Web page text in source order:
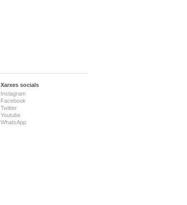
Xarxes socials
Instagram
Facebook
Twitter
Youtube
WhatsApp